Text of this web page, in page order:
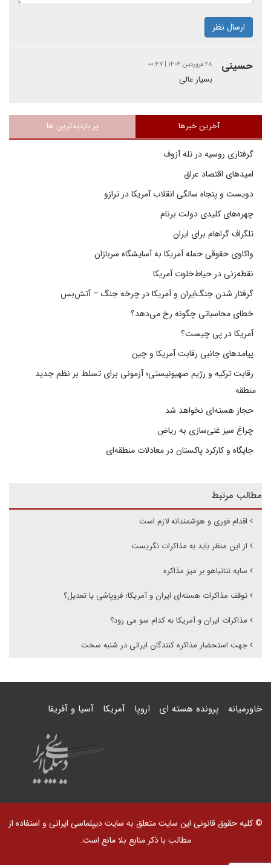
ارسال نظر
حسینی ۲۸ فروردین ۱۴۰۴ | ۰۰:۴۷
بسیار عالی
آخرین خبرها پر بازدیدترین ها
گرفتاری روسیه در تله آزوف
امیدهای اقتصاد عراق
دویست و پنجاه سالگی انقلاب آمریکا در ترازو
چهره‌های کلیدی دولت برنام
تلگراف گراهام برای ایران
واکاوی حقوقی حمله آمریکا به آسایشگاه سربازان
نقطه‌زنی در حیاط‌خلوت آمریکا
گرفتار شدن جنگ‌ایران و آمریکا در چرخه جنگ – آتش‌بس
خطای محاسباتی چگونه رخ می‌دهد؟
آمریکا در پی چیست؟
پیامدهای جانبی رقابت آمریکا و چین
رقابت ترکیه و رژیم صهیونیستی؛ آزمونی برای تسلط بر نظم جدید
منطقه
حجاز هسته‌ای نخواهد شد
چراغ سبز غنی‌سازی به ریاض
جایگاه و کارکرد پاکستان در معادلات منطقه‌ای
مطالب مرتبط
اقدام فوری و هوشمندانه لازم است
از این منظر باید به مذاکرات نگریست
سایه نتانیاهو بر میز مذاکره
توقف مذاکرات هسته‌ای ایران و آمریکا؛ فروپاشی یا تعدیل؟
مذاکرات ایران و آمریکا به کدام سو می رود؟
جهت استحضار مذاکره کنندگان ایرانی در شنبه سخت
خاورمیانه پرونده هسته ای اروپا آمریکا آسیا و آفریقا
© کلیه حقوق قانونی این سایت متعلق به سایت دیپلماسی ایرانی و استفاده از
مطالب با ذکر منابع بلا مانع است.